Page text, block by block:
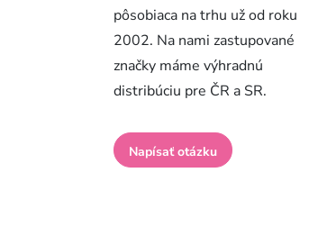
pôsobiaca na trhu už od roku
2002. Na nami zastupované
značky máme výhradnú
distribúciu pre ČR a SR.
Napísať otázku